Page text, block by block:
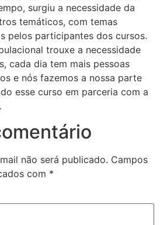
surgiu a necessidade da
temáticos, com temas
pelos participantes dos cursos.
trouxe a necessidade
cada dia tem mais pessoas
e nós fazemos a nossa parte
esse curso em parceria com a
não será publicado. Campos
com *